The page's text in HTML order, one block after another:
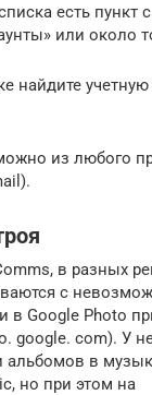
есть пункт
или около
найдите
из любого
в разных
с
в Google Photo
google. com). У
альбомов в
но при этом на